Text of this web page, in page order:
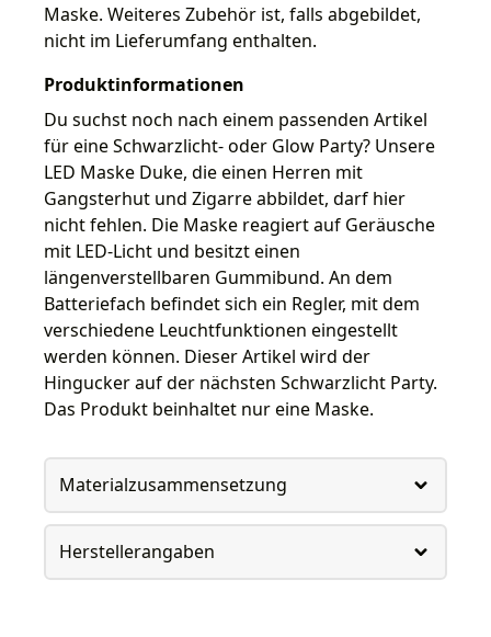
Maske. Weiteres Zubehör ist, falls abgebildet,
nicht im Lieferumfang enthalten.
Produktinformationen
Du suchst noch nach einem passenden Artikel
für eine Schwarzlicht- oder Glow Party? Unsere
LED Maske Duke, die einen Herren mit
Gangsterhut und Zigarre abbildet, darf hier
nicht fehlen. Die Maske reagiert auf Geräusche
mit LED-Licht und besitzt einen
längenverstellbaren Gummibund. An dem
Batteriefach befindet sich ein Regler, mit dem
verschiedene Leuchtfunktionen eingestellt
werden können. Dieser Artikel wird der
Hingucker auf der nächsten Schwarzlicht Party.
Das Produkt beinhaltet nur eine Maske.
Materialzusammensetzung
Herstellerangaben